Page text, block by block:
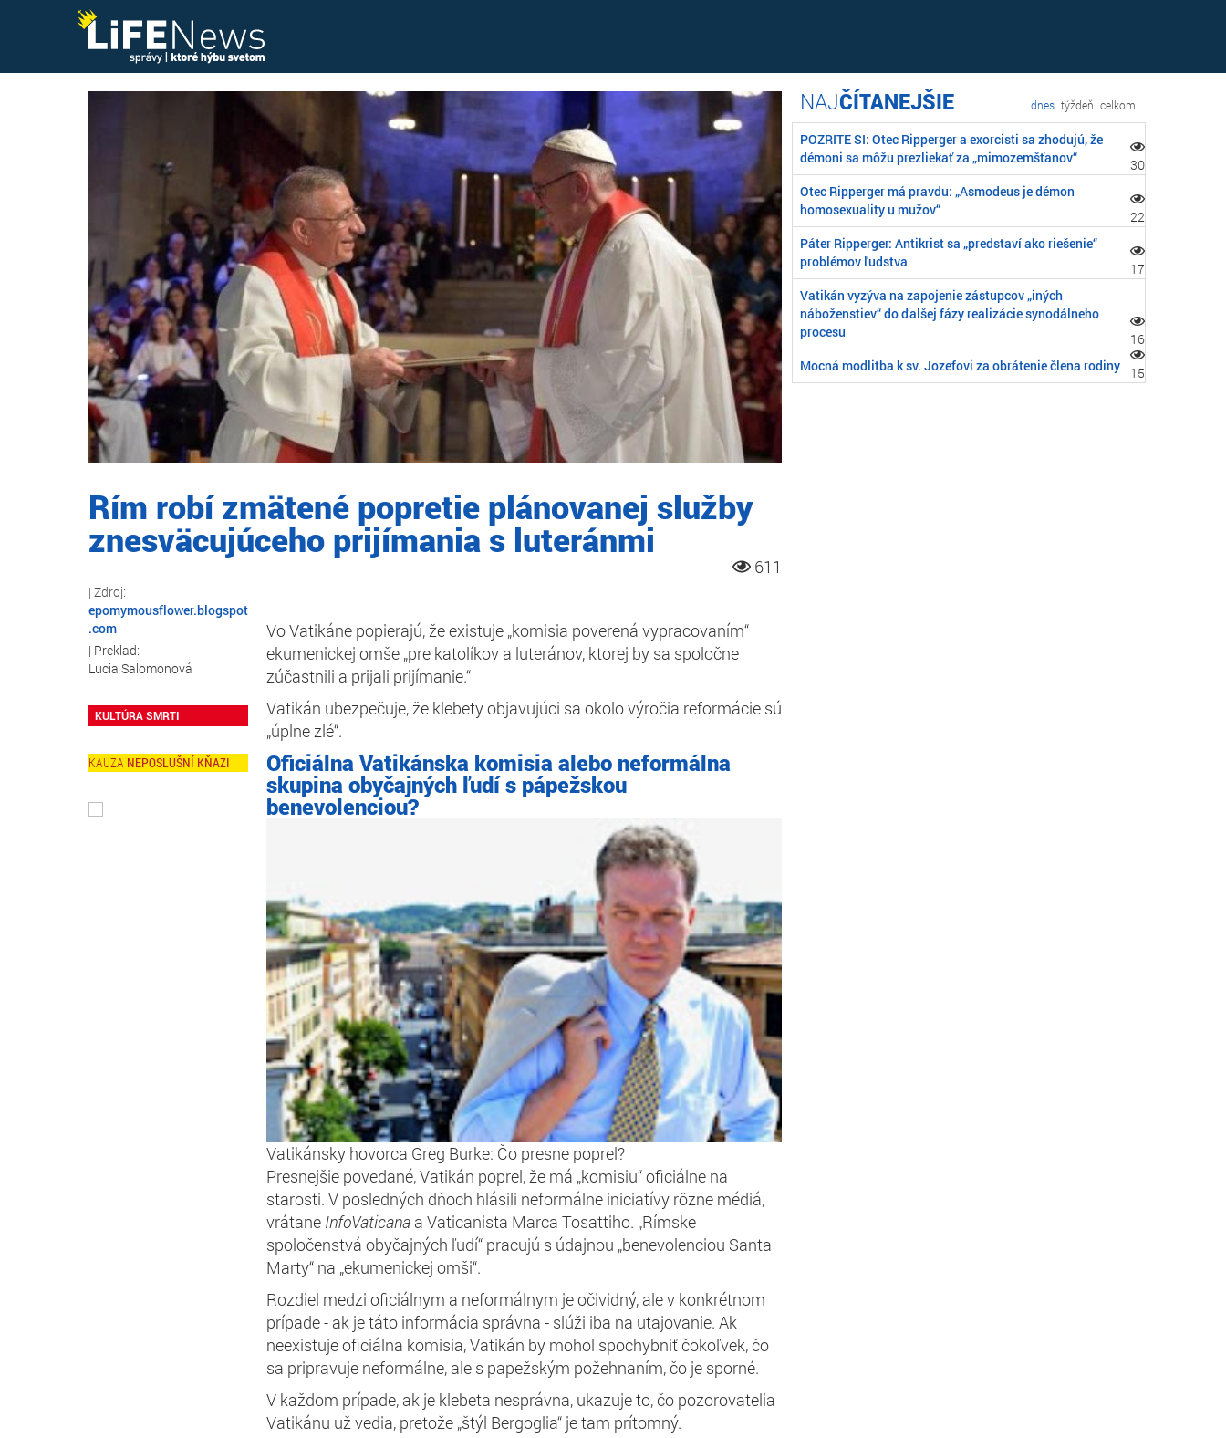
Rím robí zmätené popretie plánovanej služby
znesväcujúceho prijímania s luteránmi
611
epomymousflower.blogspot
.com
Lucia Salomonová
KULTÚRA SMRTI
NEPOSLUŠNÍ KŇAZI
Vo Vatikáne popierajú, že existuje „komisia poverená vypracovaním“
ekumenickej omše „pre katolíkov a luteránov, ktorej by sa spoločne
zúčastnili a prijali prijímanie.“
Vatikán ubezpečuje, že klebety objavujúci sa okolo výročia reformácie sú
„úplne zlé“.
Oficiálna Vatikánska komisia alebo neformálna
skupina obyčajných ľudí s pápežskou
benevolenciou?
Vatikánsky hovorca Greg Burke: Čo presne poprel?
Presnejšie povedané, Vatikán poprel, že má „komisiu“ oficiálne na
starosti. V posledných dňoch hlásili neformálne iniciatívy rôzne médiá,
vrátane InfoVaticana a Vaticanista Marca Tosattiho. „Rímske
spoločenstvá obyčajných ľudí“ pracujú s údajnou „benevolenciou Santa
Marty“ na „ekumenickej omši“.
Rozdiel medzi oficiálnym a neformálnym je očividný, ale v konkrétnom
prípade - ak je táto informácia správna - slúži iba na utajovanie. Ak
neexistuje oficiálna komisia, Vatikán by mohol spochybniť čokoľvek, čo
sa pripravuje neformálne, ale s papežským požehnaním, čo je sporné.
V každom prípade, ak je klebeta nesprávna, ukazuje to, čo pozorovatelia
Vatikánu už vedia, pretože „štýl Bergoglia“ je tam prítomný.
ČÍTANEJŠIE dnes týždeň celkom
POZRITE SI: Otec Ripperger a exorcisti sa zhodujú, že
démoni sa môžu prezliekať za „mimozemšťanov“
30
Otec Ripperger má pravdu: „Asmodeus je démon
homosexuality u mužov“
22
Páter Ripperger: Antikrist sa „predstaví ako riešenie“
problémov ľudstva
17
Vatikán vyzýva na zapojenie zástupcov „iných
náboženstiev“ do ďalšej fázy realizácie synodálneho
procesu
16
Mocná modlitba k sv. Jozefovi za obrátenie člena rodiny
15